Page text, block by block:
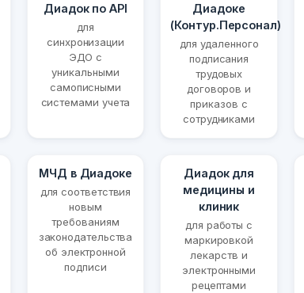
Диадок по API
для
синхронизации
ЭДО с
уникальными
самописными
системами учета
Диадоке
(Контур.Персонал)
для удаленного
подписания
трудовых
договоров и
приказов с
сотрудниками
МЧД в Диадоке
для соответствия
новым
требованиям
законодательства
об электронной
подписи
Диадок для
медицины и
клиник
для работы с
маркировкой
лекарств и
электронными
рецептами